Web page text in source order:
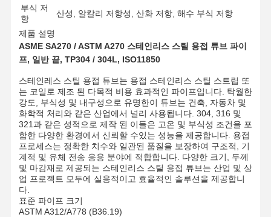
부식 저
항
산성, 알칼리 저항성, 산화 저항, 해수 부식 저항
제품 설명
ASME SA270 / ASTM A270 스테인리스 스틸 용접 튜브 파이
프, 일반 끝, TP304 / 304L, ISO11850
스테인레스 스틸 용접 튜브는 용접 스테인리스 스틸 스트립 또
는 코일로 제조 된 다목적 비용 효과적인 파이프입니다. 탁월한
강도, 부식성 및 내구성으로 유명한이 튜브는 건축, 자동차 및
화학적 처리와 같은 산업에서 널리 사용됩니다. 304, 316 및
321과 같은 성적으로 제작 된 이들은 고온 및 부식성 조건을 포
함한 다양한 환경에서 신뢰할 수있는 성능을 제공합니다. 용접
프로세스는 정확한 치수와 일관된 품질을 보장하여 구조적, 기
계적 및 유체 전송 응용 분야에 적합합니다. 다양한 크기, 두께
및 마감재로 제공되는 스테인리스 스틸 용접 튜브는 산업 및 상
업 프로젝트 모두에 실용적이고 효율적인 솔루션을 제공합니
다.
표준 파이프 크기
ASTM A312/A778 (B36.19)